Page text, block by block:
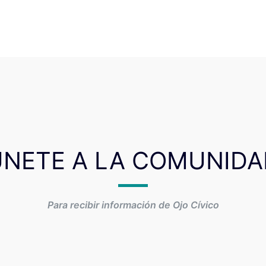
A LA
Para recibir información de Ojo Cívico